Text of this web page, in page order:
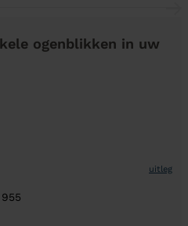
ogenblikken in uw
uitleg